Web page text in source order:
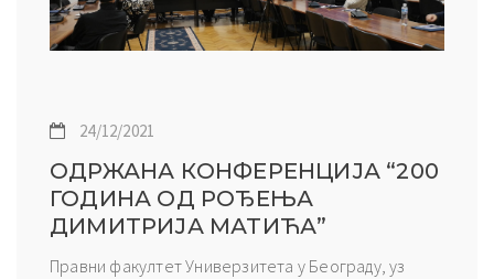
24/12/2021
ОДРЖАНА КОНФЕРЕНЦИЈА “200
ГОДИНА ОД РОЂЕЊА
ДИМИТРИЈА МАТИЋА”
Правни факултет Универзитета у Београду, уз